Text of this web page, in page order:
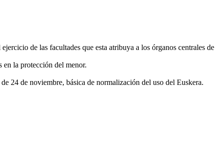
de las facultades que esta atribuya a los órganos centrales de
en la protección del menor.
24 de noviembre, básica de normalización del uso del Euskera.